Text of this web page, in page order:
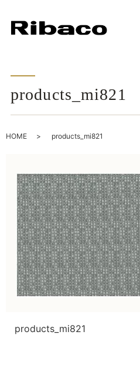
products_mi821
HOME products_mi821
products_mi821